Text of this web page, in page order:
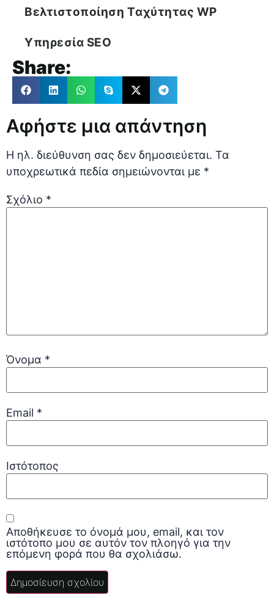
Βελτιστοποίηση Tαχύτητας WP
Υπηρεσία SEO
Share:
Αφήστε μια απάντηση
Η ηλ. διεύθυνση σας δεν δημοσιεύεται. Τα
υποχρεωτικά πεδία σημειώνονται με *
Σχόλιο *
Όνομα *
Email *
Ιστότοπος
Αποθήκευσε το όνομά μου, email, και τον
ιστότοπο μου σε αυτόν τον πλοηγό για την
επόμενη φορά που θα σχολιάσω.